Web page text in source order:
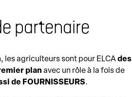
partenaire
les agriculteurs sont pour ELCAdes
plan avec un rôle à la fois de
de FOURNISSEURS.